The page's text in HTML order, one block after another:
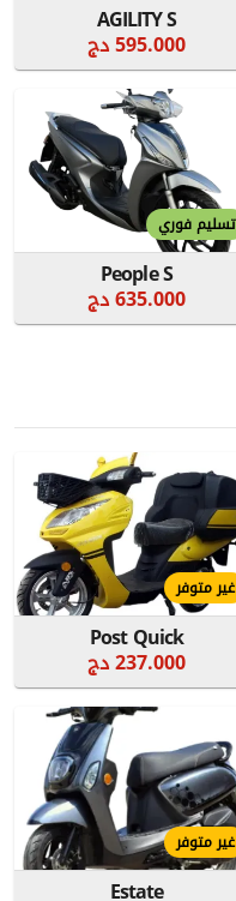
AGILITY S
595.000 دج
تسليم فوري
People S
635.000 دج
غير متوفر
Post Quick
237.000 دج
غير متوفر
Estate